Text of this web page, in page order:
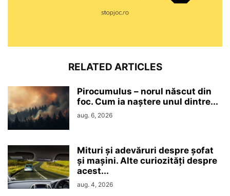
RELATED ARTICLES
Pirocumulus – norul născut din
foc. Cum ia naștere unul dintre...
aug. 6, 2026
Mituri și adevăruri despre șofat
și mașini. Alte curiozități despre
acest...
aug. 4, 2026